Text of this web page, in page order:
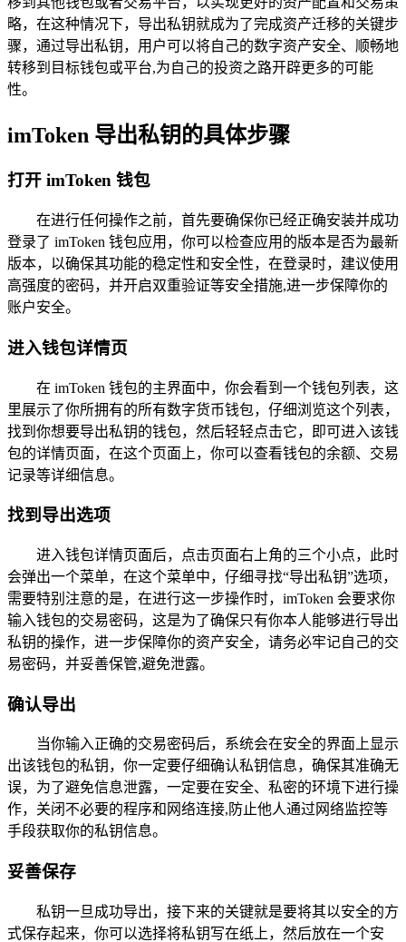
略，在这种情况下，导出私钥就成为了完成资产迁移的关键步
骤，通过导出私钥，用户可以将自己的数字资产安全、顺畅地
转移到目标钱包或平台,为自己的投资之路开辟更多的可能
性。
imToken 导出私钥的具体步骤
打开 imToken 钱包
在进行任何操作之前，首先要确保你已经正确安装并成功
登录了 imToken 钱包应用，你可以检查应用的版本是否为最新
版本，以确保其功能的稳定性和安全性，在登录时，建议使用
高强度的密码，并开启双重验证等安全措施,进一步保障你的
账户安全。
进入钱包详情页
在 imToken 钱包的主界面中，你会看到一个钱包列表，这
里展示了你所拥有的所有数字货币钱包，仔细浏览这个列表，
找到你想要导出私钥的钱包，然后轻轻点击它，即可进入该钱
包的详情页面，在这个页面上，你可以查看钱包的余额、交易
记录等详细信息。
找到导出选项
进入钱包详情页面后，点击页面右上角的三个小点，此时
会弹出一个菜单，在这个菜单中，仔细寻找“导出私钥”选项，
需要特别注意的是，在进行这一步操作时，imToken 会要求你
输入钱包的交易密码，这是为了确保只有你本人能够进行导出
私钥的操作，进一步保障你的资产安全，请务必牢记自己的交
易密码，并妥善保管,避免泄露。
确认导出
当你输入正确的交易密码后，系统会在安全的界面上显示
出该钱包的私钥，你一定要仔细确认私钥信息，确保其准确无
误，为了避免信息泄露，一定要在安全、私密的环境下进行操
作，关闭不必要的程序和网络连接,防止他人通过网络监控等
手段获取你的私钥信息。
妥善保存
私钥一旦成功导出，接下来的关键就是要将其以安全的方
式保存起来，你可以选择将私钥写在纸上，然后放在一个安